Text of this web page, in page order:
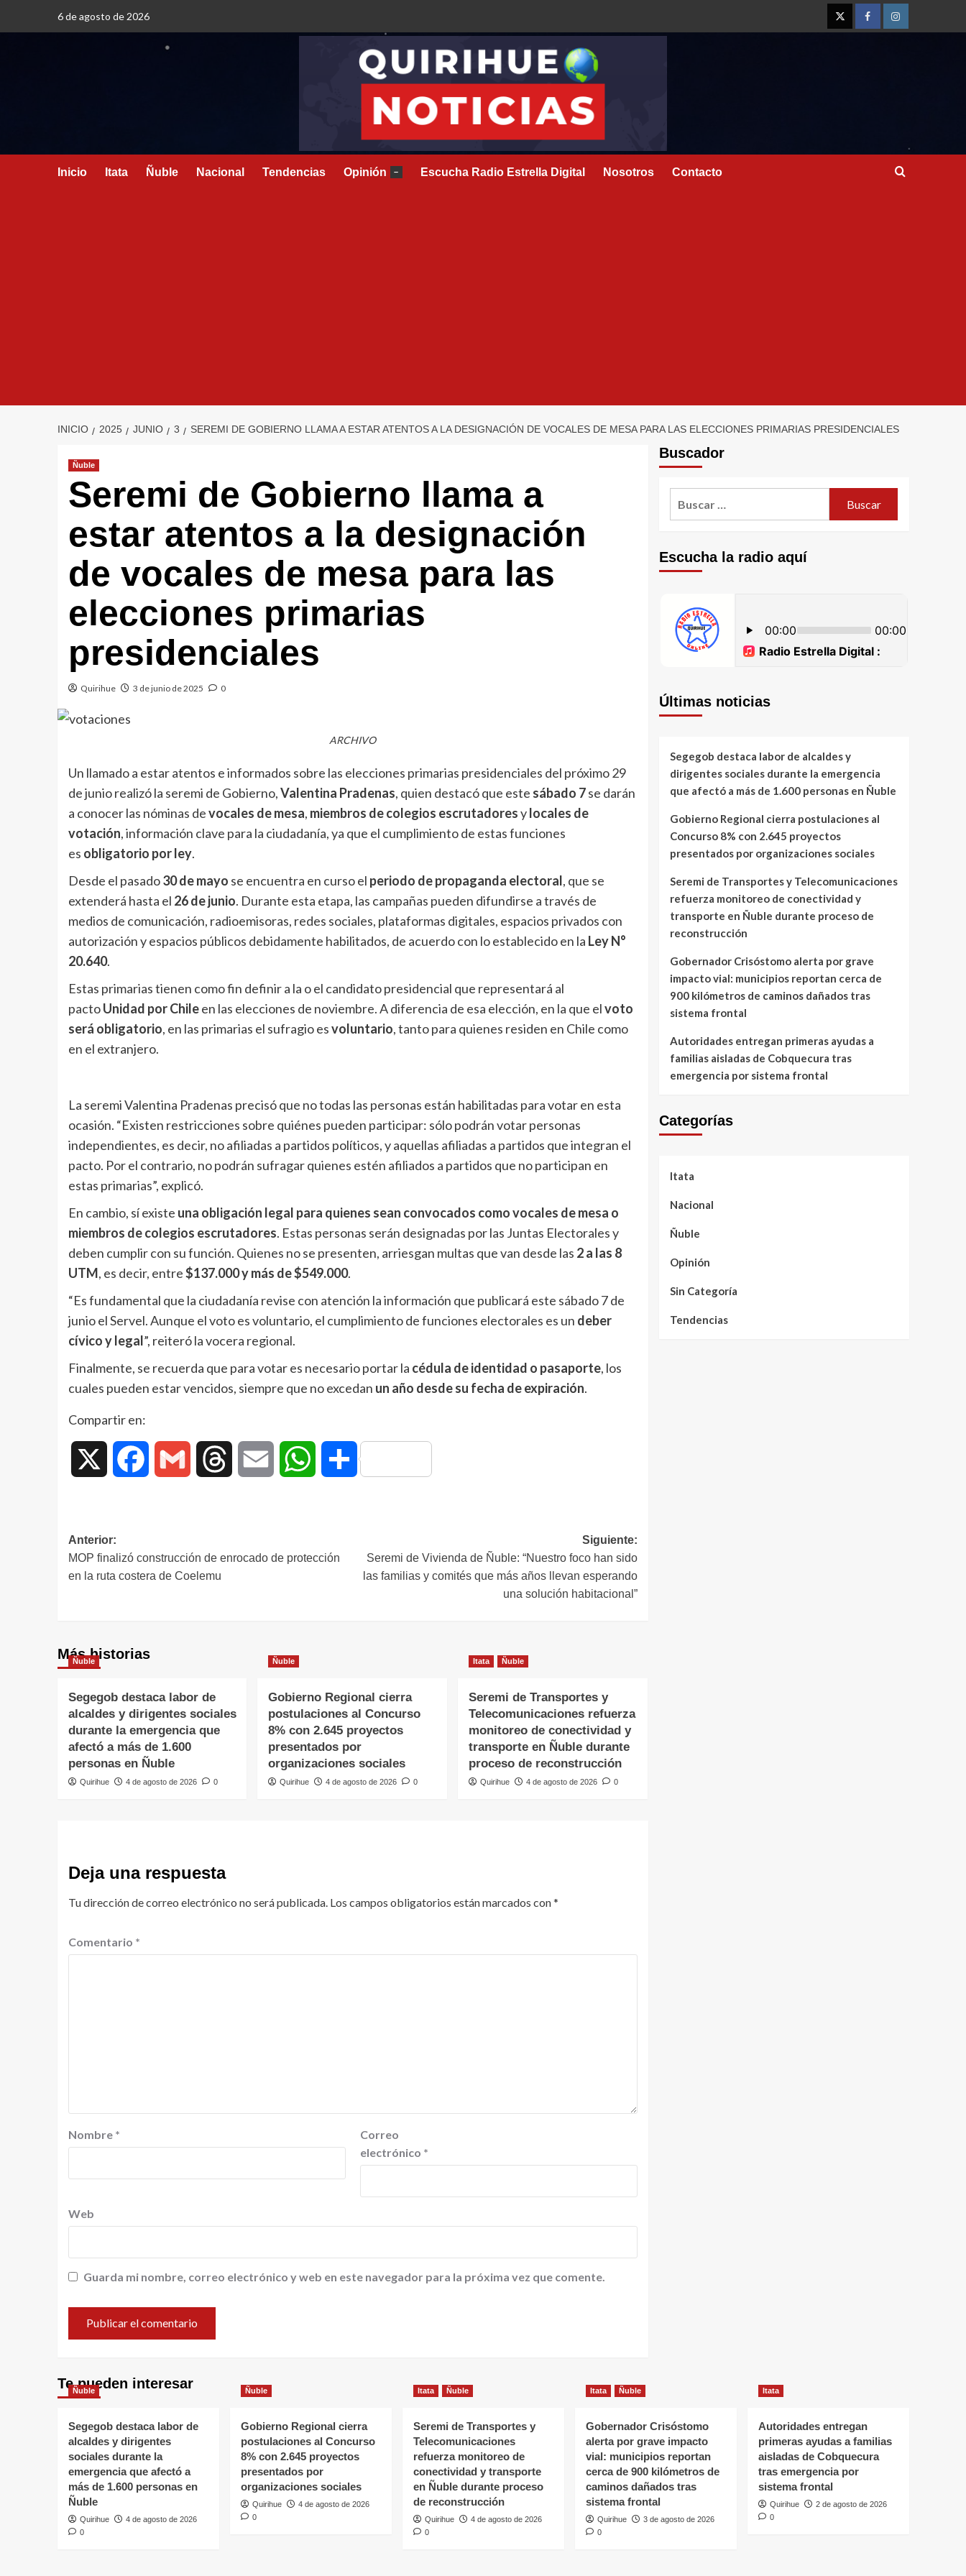
6 de agosto de 2026
Inicio Itata Ñuble Nacional Tendencias Opinión – Escucha Radio Estrella Digital Nosotros Contacto
INICIO 2025 JUNIO 3 SEREMI DE GOBIERNO LLAMA A ESTAR ATENTOS A LA DESIGNACIÓN DE VOCALES DE MESA PARA LAS ELECCIONES PRIMARIAS PRESIDENCIALES
Ñuble
Seremi de Gobierno llama a
estar atentos a la designación
de vocales de mesa para las
elecciones primarias
presidenciales
Quirihue 3 de junio de 2025 0
ARCHIVO
Un llamado a estar atentos e informados sobre las elecciones primarias presidenciales del próximo 29
de junio realizó la seremi de Gobierno,Valentina Pradenas, quien destacó que este sábado 7se darán
a conocer las nóminas devocales de mesa, miembros de colegios escrutadoresylocales de
votación, información clave para la ciudadanía, ya que el cumplimiento de estas funciones
es obligatorio por ley.
Desde el pasado30 de mayo se encuentra en curso el periodo de propaganda electoral, que se
extenderá hasta el 26 de junio. Durante esta etapa, las campañas pueden difundirse a través de
medios de comunicación, radioemisoras, redes sociales, plataformas digitales, espacios privados con
autorización y espacios públicos debidamente habilitados, de acuerdo con lo establecido en la Ley N°
20.640.
Estas primarias tienen como fin definir a la o el candidato presidencial que representará al
pactoUnidad por Chileen las elecciones de noviembre. A diferencia de esa elección, en la que elvoto
será obligatorio, en las primarias el sufragio esvoluntario, tanto para quienes residen en Chile como
en el extranjero.
La seremi Valentina Pradenas precisó que no todas las personas están habilitadas para votar en esta
ocasión. “Existen restricciones sobre quiénes pueden participar: sólo podrán votar personas
independientes, es decir, no afiliadas a partidos políticos, y aquellas afiliadas a partidos que integran el
pacto. Por el contrario, no podrán sufragar quienes estén afiliados a partidos que no participan en
estas primarias”, explicó.
En cambio, sí existe una obligación legal para quienes sean convocados como vocales de mesa o
miembros de colegios escrutadores. Estas personas serán designadas por las Juntas Electorales y
deben cumplir con su función. Quienes no se presenten, arriesgan multas que van desde las 2 a las 8
UTM, es decir, entre$137.000 y más de $549.000.
“Es fundamental que la ciudadanía revise con atención la información que publicará este sábado 7 de
junio el Servel. Aunque el voto es voluntario, el cumplimiento de funciones electorales es un deber
cívico y legal”, reiteró la vocera regional.
Finalmente, se recuerda que para votar es necesario portar la cédula de identidad o pasaporte, los
cuales pueden estar vencidos, siempre que no excedan un año desde su fecha de expiración.
Compartir en:
Facebook Gmail Threads Email WhatsAppCompartir
Anterior:
MOP finalizó construcción de enrocado de protección
en la ruta costera de Coelemu
Siguiente:
Seremi de Vivienda de Ñuble: “Nuestro foco han sido
las familias y comités que más años llevan esperando
una solución habitacional”
Más historias
Ñuble
Segegob destaca labor de
alcaldes y dirigentes sociales
durante la emergencia que
afectó a más de 1.600
personas en Ñuble
Quirihue 4 de agosto de 2026 0
Ñuble
Gobierno Regional cierra
postulaciones al Concurso
8% con 2.645 proyectos
presentados por
organizaciones sociales
Quirihue 4 de agosto de 2026 0
Itata Ñuble
Seremi de Transportes y
Telecomunicaciones refuerza
monitoreo de conectividad y
transporte en Ñuble durante
proceso de reconstrucción
Quirihue 4 de agosto de 2026 0
Deja una respuesta
Tu dirección de correo electrónico no será publicada. Los campos obligatorios están marcados con*
Comentario *
Nombre *
Correo
electrónico *
Web
Guarda mi nombre, correo electrónico y web en este navegador para la próxima vez que comente.
Buscador
Escucha la radio aquí
Últimas noticias
Segegob destaca labor de alcaldes y
dirigentes sociales durante la emergencia
que afectó a más de 1.600 personas en Ñuble
Gobierno Regional cierra postulaciones al
Concurso 8% con 2.645 proyectos
presentados por organizaciones sociales
Seremi de Transportes y Telecomunicaciones
refuerza monitoreo de conectividad y
transporte en Ñuble durante proceso de
reconstrucción
Gobernador Crisóstomo alerta por grave
impacto vial: municipios reportan cerca de
900 kilómetros de caminos dañados tras
sistema frontal
Autoridades entregan primeras ayudas a
familias aisladas de Cobquecura tras
emergencia por sistema frontal
Categorías
Itata
Nacional
Ñuble
Opinión
Sin Categoría
Tendencias
Te pueden interesar
Ñuble
Segegob destaca labor de
alcaldes y dirigentes
sociales durante la
emergencia que afectó a
más de 1.600 personas en
Ñuble
Quirihue
4 de agosto de 2026
0
Ñuble
Gobierno Regional cierra
postulaciones al Concurso
8% con 2.645 proyectos
presentados por
organizaciones sociales
Quirihue
4 de agosto de 2026
0
Itata Ñuble
Seremi de Transportes y
Telecomunicaciones
refuerza monitoreo de
conectividad y transporte
en Ñuble durante proceso
de reconstrucción
Quirihue
4 de agosto de 2026
0
Itata Ñuble
Gobernador Crisóstomo
alerta por grave impacto
vial: municipios reportan
cerca de 900 kilómetros de
caminos dañados tras
sistema frontal
Quirihue
3 de agosto de 2026
0
Itata
Autoridades entregan
primeras ayudas a familias
aisladas de Cobquecura
tras emergencia por
sistema frontal
Quirihue
2 de agosto de 2026
0